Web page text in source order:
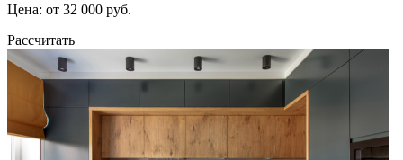
Цена: от 32 000 руб.
Рассчитать